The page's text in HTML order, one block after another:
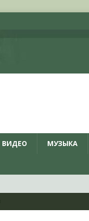
ВИДЕО МУЗЫКА